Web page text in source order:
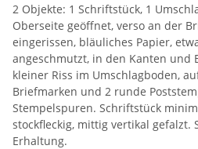
2 Objekte: 1 Schriftstück, 1
Oberseite geöffnet, verso an der
eingerissen, bläuliches Papier,
angeschmutzt, in den Kanten und
kleiner Riss im Umschlagboden,
Briefmarken und 2 runde
Stempelspuren. Schriftstück
stockfleckig, mittig vertikal gefalzt.
Erhaltung.